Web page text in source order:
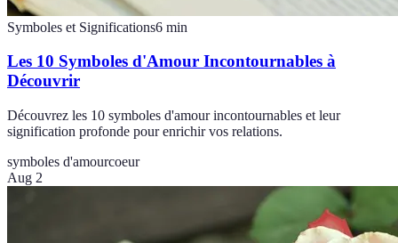
Symboles et Significations6 min
Les 10 Symboles d'Amour Incontournables à
Découvrir
Découvrez les 10 symboles d'amour incontournables et leur
signification profonde pour enrichir vos relations.
symboles d'amourcoeur
Aug 2